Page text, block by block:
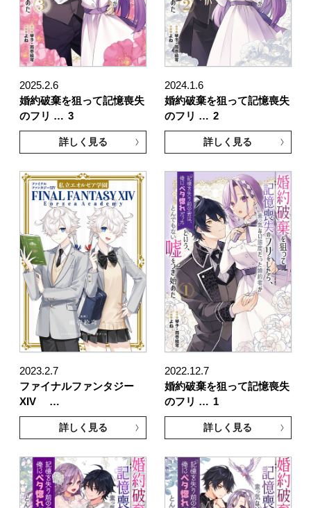
2025.2.6
婚約破棄を狙って記憶喪失
のフリ … 3
詳しく見る
2024.1.6
婚約破棄を狙って記憶喪失
のフリ … 2
詳しく見る
2023.2.7
ファイナルファンタジー
XIV …
詳しく見る
2022.12.7
婚約破棄を狙って記憶喪失
のフリ … 1
詳しく見る